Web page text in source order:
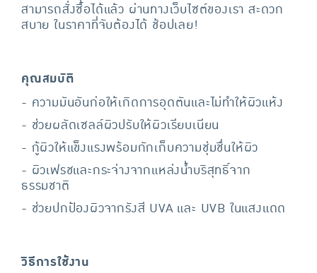
สามารถสั่งซื้อได้แล้ว ผ่านทางเว็บไซต์ของเรา สะดวก
สบาย ในราคาที่จับต้องได้ ช้อปเลย!
คุณสมบัติ
- ความมันอันก่อให้เกิดการอุดตันและไม่ทำให้ผิวแห้ง
- ช่วยผลัดเซลล์ผิวปรับให้ผิวเรียบเนียน
- กู้ผิวให้แข็งแรงพร้อมกักเก็บความชุ่มชื่นให้ผิว
- ผิวเฟรชและกระจ่างจากแหล่งน้ำบริสุทธิ์จาก
ธรรมชาติ
- ช่วยปกป้องผิวจากรังสี UVA และ UVB ในแสงแดด
วิธีการใช้งาน